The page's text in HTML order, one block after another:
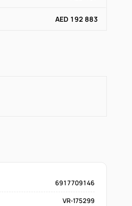
AED 192 883
6917709146
VR-175299